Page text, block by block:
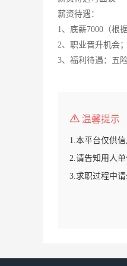
薪资待遇：
1、底薪7000（根
2、职业晋升机会；
3、福利待遇：五
温馨提示
1.本平台仅供信
2.请告知用人
3.求职过程中请